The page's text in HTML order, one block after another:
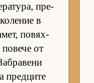
пре­
в
по­вях­
от
пред­ците